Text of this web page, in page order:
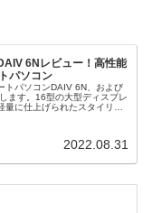
6Nレビュー！高性能
パソコン
トパソコンDAIV 6N、および
ます。16型の大型ディスプレ
に仕上げられたスタイリッ
2022.08.31